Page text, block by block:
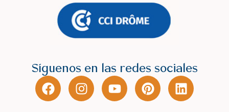
Síguenos en las redes sociales
F
a
I
n
Y
o
P
i
L
i